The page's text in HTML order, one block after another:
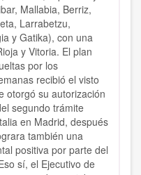
Mallabia, Berriz,
Larrabetzu,
y Gatika), con una
y Vitoria. El plan
por los
recibió el visto
otorgó su autorización
segundo trámite
en Madrid, después
también una
positiva por parte del
sí, el Ejecutivo de